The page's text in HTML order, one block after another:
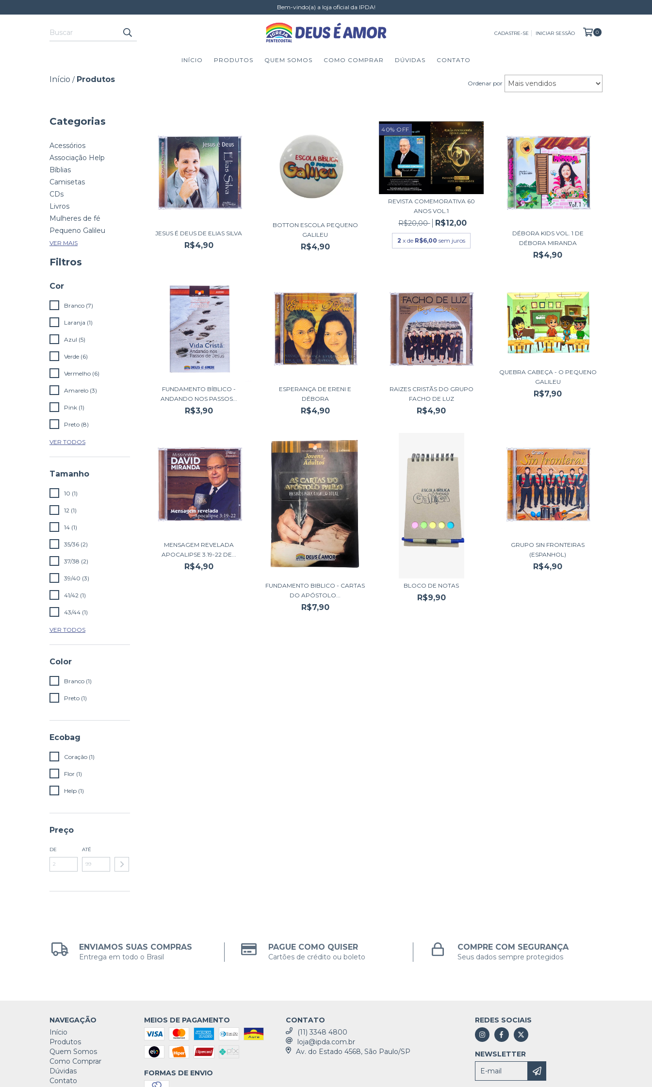
Bem-vindo(a) a loja oficial da IPDA!
CADASTRE-SE INICIAR SESSÃO 0
INÍCIO PRODUTOS QUEM SOMOS COMO COMPRAR DÚVIDAS CONTATO
Início / Produtos Ordenar por
Categorias
Acessórios
Associação Help
Bíblias
Camisetas
CDs
Livros
Mulheres de fé
Pequeno Galileu
VER MAIS
Filtros
Cor
Branco (7)
Laranja (1)
Azul (5)
Verde (6)
Vermelho (6)
Amarelo (3)
Pink (1)
Preto (8)
VER TODOS
Tamanho
10 (1)
12 (1)
14 (1)
35/36 (2)
37/38 (2)
39/40 (3)
41/42 (1)
43/44 (1)
VER TODOS
Color
Branco (1)
Preto (1)
Ecobag
Coração (1)
Flor (1)
Help (1)
Preço
DE ATÉ
JESUS É DEUS DE ELIAS SILVA
R$4,90
BOTTON ESCOLA PEQUENO
GALILEU
R$4,90
40% OFF
REVISTA COMEMORATIVA 60
ANOS VOL.1
R$20,00 R$12,00
2 x de R$6,00 sem juros
DÉBORA KIDS VOL. 1 DE
DÉBORA MIRANDA
R$4,90
FUNDAMENTO BÍBLICO -
ANDANDO NOS PASSOS...
R$3,90
ESPERANÇA DE ERENI E
DÉBORA
R$4,90
RAIZES CRISTÃS DO GRUPO
FACHO DE LUZ
R$4,90
QUEBRA CABEÇA - O PEQUENO
GALILEU
R$7,90
MENSAGEM REVELADA
APOCALIPSE 3.19-22 DE...
R$4,90
FUNDAMENTO BIBLICO - CARTAS
DO APÓSTOLO...
R$7,90
BLOCO DE NOTAS
R$9,90
GRUPO SIN FRONTEIRAS
(ESPANHOL)
R$4,90
ENVIAMOS SUAS COMPRAS
Entrega em todo o Brasil
PAGUE COMO QUISER
Cartões de crédito ou boleto
COMPRE COM SEGURANÇA
Seus dados sempre protegidos
NAVEGAÇÃO
Início
Produtos
Quem Somos
Como Comprar
Dúvidas
Contato
MEIOS DE PAGAMENTO
FORMAS DE ENVIO
CONTATO
(11) 3348 4800
loja@ipda.com.br
Av. do Estado 4568, São Paulo/SP
REDES SOCIAIS
NEWSLETTER